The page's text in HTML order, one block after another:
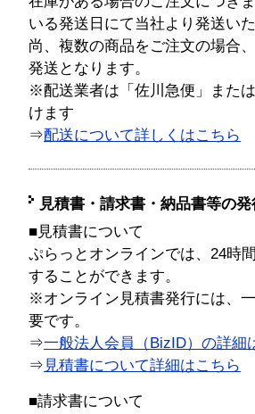
いる発送日にて当社より発送い
尚、複数の商品をご注文の場合
発送となります。
※配送業者は「佐川急便」また
けます
⇒配送について詳しくはこちら
見積書・請求書・納品書等の
■見積書について
ぷらっとオンラインでは、24時
することができます。
※オンライン見積書発行には、
要です。
⇒一般法人会員（BizID）の詳細
⇒ 見積書について詳細はこちら
■請求書について